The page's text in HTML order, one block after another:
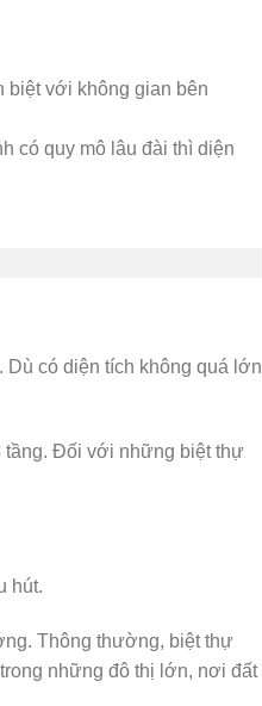
biệt với không gian bên
có quy mô lâu đài thì diện
có diện tích không quá lớn
tầng. Đối với những biệt thự
hút.
Thông thường, biệt thự
những đô thị lớn, nơi đất